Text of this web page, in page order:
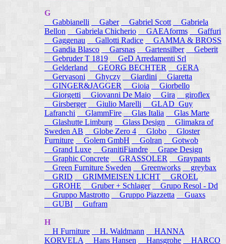
G
Gabbianelli
Gaber Gabriel Scott
Gabriela
Bellon
Gabriela Chicherio GAEAforms
Gaffuri
Gaggenau
Gallotti Radice
GAMMA & BROSS
Gandia Blasco
Garsnas Gartensilber
Geberit
Gebruder T 1819
GeD Arredamenti Srl
Gelderland
GEORG BECHTER
GERA
Gervasoni
Ghyczy Giardini
Giaretta
GINGER&JAGGER
Gioia
Giorbello
Giorgetti
Giovanni De Maio Gira
giroflex
Girsberger
Giulio Marelli
GLAD_Guy
Lafranchi
GlammFire Glas Italia
Glas Marte
Glashutte Limburg
Glass Design
Glimakra of
Sweden AB
Globe Zero 4 Globo
Gloster
Furniture
Golem GmbH Golran
Gotwob
Grand Luxe
GranitiFiandre
Grape Design
Graphic Concrete
GRASSOLER
Graypants
Green Furniture Sweden
Greenworks
greybax
GRID
GRIMMEISEN LICHT
GROEL
GROHE
Gruber + Schlager
Grupo Resol - Dd
Gruppo Mastrotto
Gruppo Piazzetta
Guaxs
GUBI
Gufram
H
H Furniture
H. Waldmann
HANNA
KORVELA
Hans Hansen Hansgrohe HARCO